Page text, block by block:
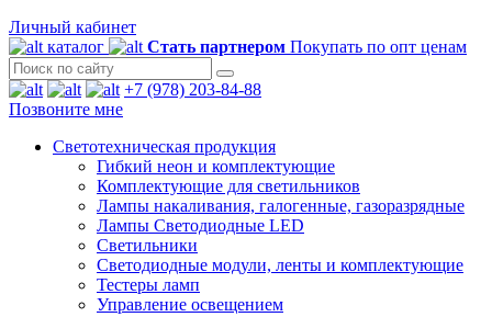
Личный кабинет
каталог
Стать партнером Покупать по опт ценам
+7 (978) 203-84-88
Позвоните мне
Светотехническая продукция
Гибкий неон и комплектующие
Комплектующие для светильников
Лампы накаливания, галогенные, газоразрядные
Лампы Светодиодные LED
Светильники
Светодиодные модули, ленты и комплектующие
Тестеры ламп
Управление освещением